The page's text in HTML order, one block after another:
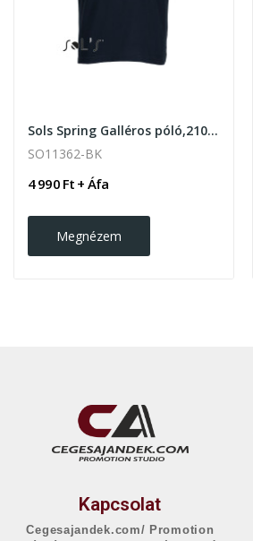
Sols Spring Galléros póló,210gr. Black
SO11362-BK
4 990 Ft + Áfa
Megnézem
Kapcsolat
Cegesajandek.com/ Promotion